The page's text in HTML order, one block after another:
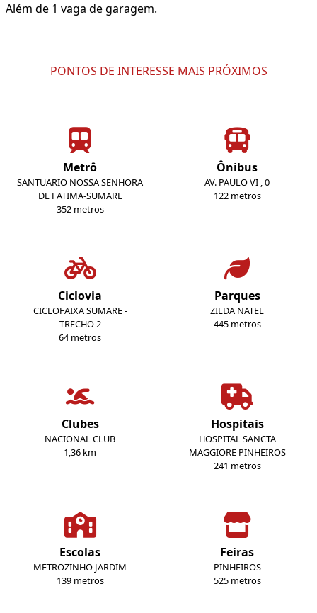
Além de 1 vaga de garagem.
PONTOS DE INTERESSE MAIS PRÓXIMOS
Metrô
SANTUARIO NOSSA SENHORA
DE FATIMA-SUMARE
352 metros
Ônibus
AV. PAULO VI , 0
122 metros
Ciclovia
CICLOFAIXA SUMARE -
TRECHO 2
64 metros
Parques
ZILDA NATEL
445 metros
Clubes
NACIONAL CLUB
1,36 km
Hospitais
HOSPITAL SANCTA
MAGGIORE PINHEIROS
241 metros
Escolas
METROZINHO JARDIM
139 metros
Feiras
PINHEIROS
525 metros